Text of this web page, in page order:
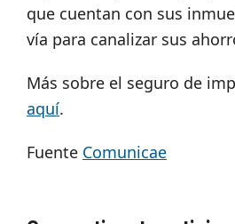
que cuentan con sus
vía para canalizar sus
Más sobre el seguro de
aquí.
Fuente Comunicae